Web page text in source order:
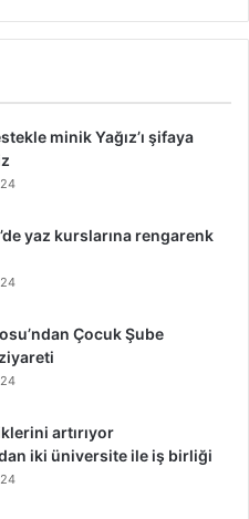
minik Yağız’ı şifaya
yaz kurslarına rengarenk
Çocuk Şube
artırıyor
iki üniversite ile iş birliği